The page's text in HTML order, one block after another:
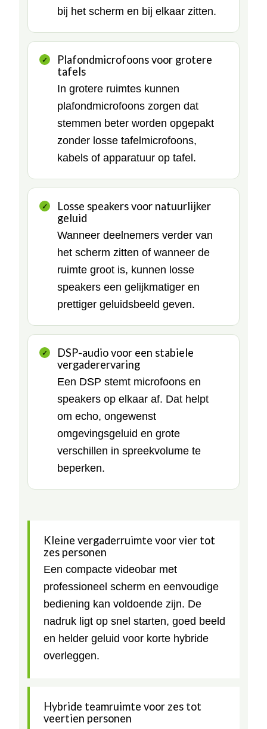
bij het scherm en bij elkaar zitten.
Plafondmicrofoons voor grotere
tafels
In grotere ruimtes kunnen
plafondmicrofoons zorgen dat
stemmen beter worden opgepakt
zonder losse tafelmicrofoons,
kabels of apparatuur op tafel.
Losse speakers voor natuurlijker
geluid
Wanneer deelnemers verder van
het scherm zitten of wanneer de
ruimte groot is, kunnen losse
speakers een gelijkmatiger en
prettiger geluidsbeeld geven.
DSP-audio voor een stabiele
vergaderervaring
Een DSP stemt microfoons en
speakers op elkaar af. Dat helpt
om echo, ongewenst
omgevingsgeluid en grote
verschillen in spreekvolume te
beperken.
Kleine vergaderruimte voor vier tot
zes personen
Een compacte videobar met
professioneel scherm en eenvoudige
bediening kan voldoende zijn. De
nadruk ligt op snel starten, goed beeld
en helder geluid voor korte hybride
overleggen.
Hybride teamruimte voor zes tot
veertien personen